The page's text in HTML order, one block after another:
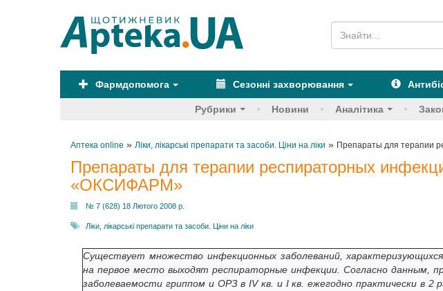
Фармдопомога Сезонні захворювання
Рубрики Новини Аналітика
Аптека online » Ліки, лікарські препарати та засоби. Ціни на ліки » Препараты для терапии
Препараты для терапии респираторных
«ОКСИФАРМ»
№ 7 (628) 18 Лютого 2008 р.
Ліки, лікарські препарати та засоби. Ціни на ліки
Существует множество инфекционных заболеваний,
на первое место выходят респираторные инфекции. Согласно данным,
заболеваемости гриппом и ОРЗ в IV кв. и I кв. ежегодно практически в 2